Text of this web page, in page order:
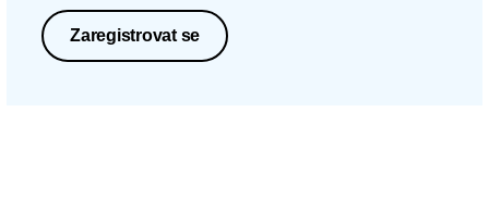
Zaregistrovat se